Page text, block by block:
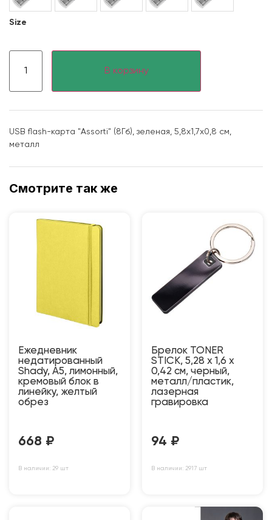
Size
В корзину
USB flash-карта "Assorti" (8Гб), зеленая, 5,8х1,7х0,8 см,
металл
Смотрите так же
Ежедневник
недатированный
Shady, А5, лимонный,
кремовый блок в
линейку, желтый
обрез
668 ₽
В наличии: 29 шт
Брелок TONER
STICK, 5,28 x 1,6 x
0,42 см, черный,
металл/пластик,
лазерная
гравировка
94 ₽
В наличии: 2917 шт